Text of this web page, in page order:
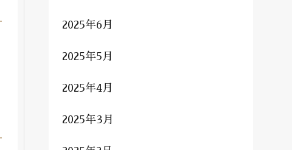
2025年6月
2025年5月
2025年4月
2025年3月